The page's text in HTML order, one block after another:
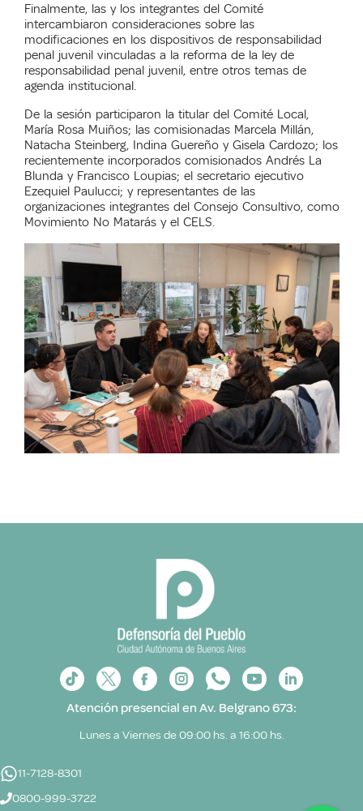
Finalmente, las y los integrantes del Comité
intercambiaron consideraciones sobre las
modificaciones en los dispositivos de responsabilidad
penal juvenil vinculadas a la reforma de la ley de
responsabilidad penal juvenil, entre otros temas de
agenda institucional.
De la sesión participaron la titular del Comité Local,
María Rosa Muiños; las comisionadas Marcela Millán,
Natacha Steinberg, Indina Guereño y Gisela Cardozo; los
recientemente incorporados comisionados Andrés La
Blunda y Francisco Loupias; el secretario ejecutivo
Ezequiel Paulucci; y representantes de las
organizaciones integrantes del Consejo Consultivo, como
Movimiento No Matarás y el CELS.
Atención presencial en Av. Belgrano 673:
Lunes a Viernes de 09:00 hs. a 16:00 hs.
11-7128-8301
0800-999-3722